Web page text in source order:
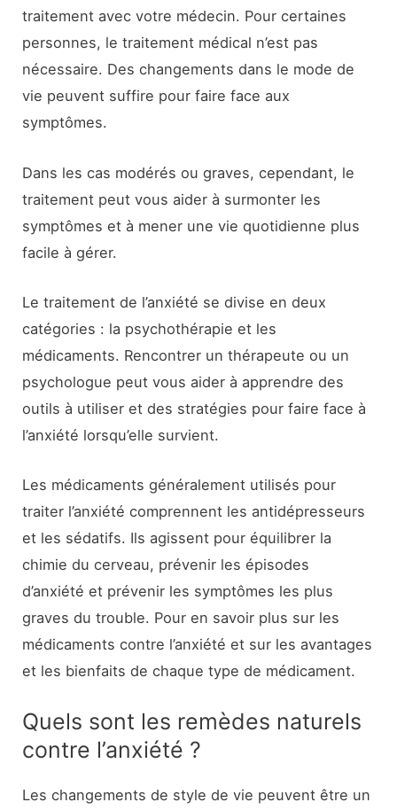
traitement avec votre médecin. Pour certaines
personnes, le traitement médical n’est pas
nécessaire. Des changements dans le mode de
vie peuvent suffire pour faire face aux
symptômes.
Dans les cas modérés ou graves, cependant, le
traitement peut vous aider à surmonter les
symptômes et à mener une vie quotidienne plus
facile à gérer.
Le traitement de l’anxiété se divise en deux
catégories : la psychothérapie et les
médicaments. Rencontrer un thérapeute ou un
psychologue peut vous aider à apprendre des
outils à utiliser et des stratégies pour faire face à
l’anxiété lorsqu’elle survient.
Les médicaments généralement utilisés pour
traiter l’anxiété comprennent les antidépresseurs
et les sédatifs. Ils agissent pour équilibrer la
chimie du cerveau, prévenir les épisodes
d’anxiété et prévenir les symptômes les plus
graves du trouble. Pour en savoir plus sur les
médicaments contre l’anxiété et sur les avantages
et les bienfaits de chaque type de médicament.
Quels sont les remèdes naturels
contre l’anxiété ?
Les changements de style de vie peuvent être un